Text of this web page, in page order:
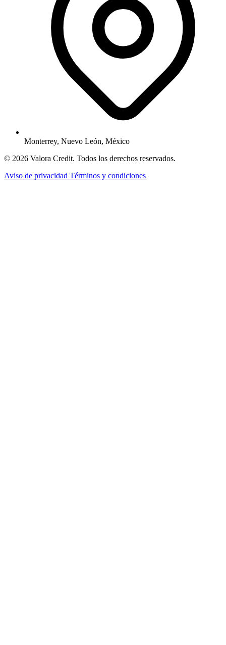
Monterrey, Nuevo León, México
© 2026 Valora Credit. Todos los derechos reservados.
Aviso de privacidad Términos y condiciones